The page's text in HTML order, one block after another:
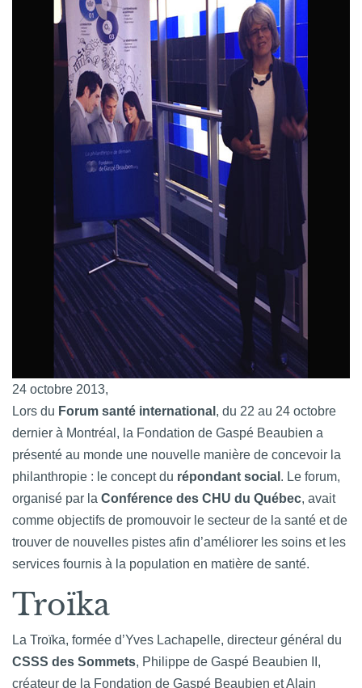
24 octobre 2013,
Lors du Forum santé international , du 22 au 24 octobre
dernier à Montréal, la Fondation de Gaspé Beaubien a
présenté au monde une nouvelle manière de concevoir la
philanthropie : le concept du répondant social . Le forum,
organisé par la Conférence des CHU du Québec, avait
comme objectifs de promouvoir le secteur de la santé et de
trouver de nouvelles pistes afin d’améliorer les soins et les
services fournis à la population en matière de santé.
Troïka
La Troïka, formée d’Yves Lachapelle, directeur général du
CSSS des Sommets, Philippe de Gaspé Beaubien II,
créateur de la Fondation de Gaspé Beaubien et Alain